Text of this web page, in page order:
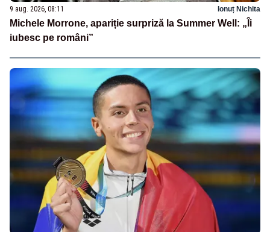
9 aug. 2026, 08:11 Ionuț Nichita
Michele Morrone, apariție surpriză la Summer Well: „Îi
iubesc pe români”